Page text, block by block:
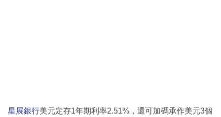
星展銀行美元定存1年期利率2.51%，還可加碼承作美元3個